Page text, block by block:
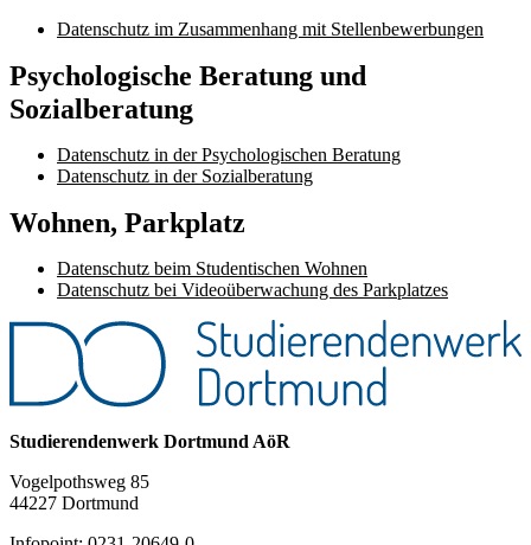
Datenschutz im Zusammenhang mit Stellenbewerbungen
Psychologische Beratung und
Sozialberatung
Datenschutz in der Psychologischen Beratung
Datenschutz in der Sozialberatung
Wohnen, Parkplatz
Datenschutz beim Studentischen Wohnen
Datenschutz bei Videoüberwachung des Parkplatzes
Studierendenwerk Dortmund AöR
Vogelpothsweg 85
44227 Dortmund